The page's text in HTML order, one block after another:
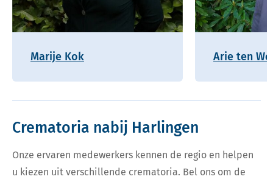
Marije Kok Arie ten
Crematoria nabij Harlingen
Onze ervaren medewerkers kennen de regio en helpen
u kiezen uit verschillende crematoria. Bel ons om de